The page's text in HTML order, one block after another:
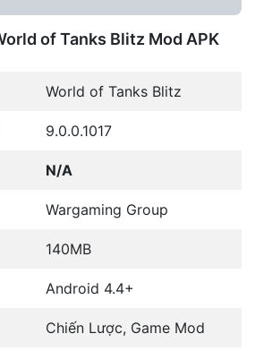
of Tanks Blitz Mod APK
World of Tanks Blitz
9.0.0.1017
N/A
Wargaming Group
140MB
Android 4.4+
Chiến Lược, Game Mod